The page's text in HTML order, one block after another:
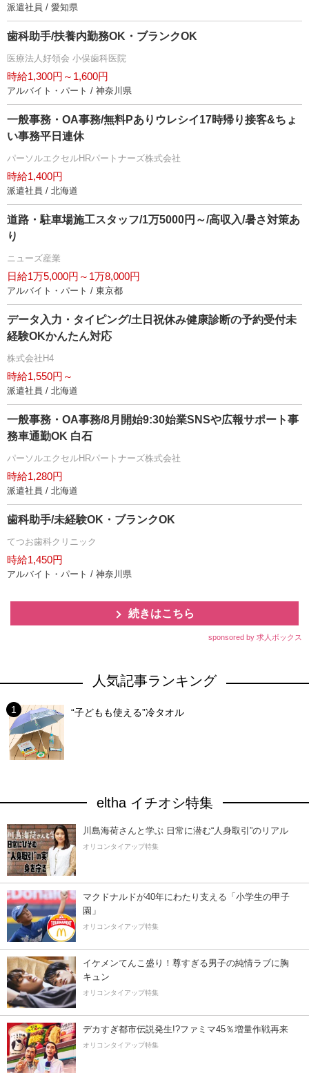
派遣社員 / 愛知県
歯科助手/扶養内勤務OK・ブランクOK
医療法人好領会 小俣歯科医院
時給1,300円～1,600円
アルバイト・パート / 神奈川県
一般事務・OA事務/無料Pありウレシイ17時帰り接客&ちょ
い事務平日連休
パーソルエクセルHRパートナーズ株式会社
時給1,400円
派遣社員 / 北海道
道路・駐車場施工スタッフ/1万5000円～/高収入/暑さ対策あ
り
ニューズ産業
日給1万5,000円～1万8,000円
アルバイト・パート / 東京都
データ入力・タイピング/土日祝休み健康診断の予約受付未
経験OKかんたん対応
株式会社H4
時給1,550円～
派遣社員 / 北海道
一般事務・OA事務/8月開始9:30始業SNSや広報サポート事
務車通勤OK 白石
パーソルエクセルHRパートナーズ株式会社
時給1,280円
派遣社員 / 北海道
歯科助手/未経験OK・ブランクOK
てつお歯科クリニック
時給1,450円
アルバイト・パート / 神奈川県
続きはこちら
sponsored by 求人ボックス
人気記事ランキング
“子どもも使える”冷タオル
eltha イチオシ特集
川島海荷さんと学ぶ 日常に潜む“人身取引”のリアル
オリコンタイアップ特集
マクドナルドが40年にわたり支える「小学生の甲子
園」
オリコンタイアップ特集
イケメンてんこ盛り！尊すぎる男子の純情ラブに胸
キュン
オリコンタイアップ特集
デカすぎ都市伝説発生!?ファミマ45％増量作戦再来
オリコンタイアップ特集